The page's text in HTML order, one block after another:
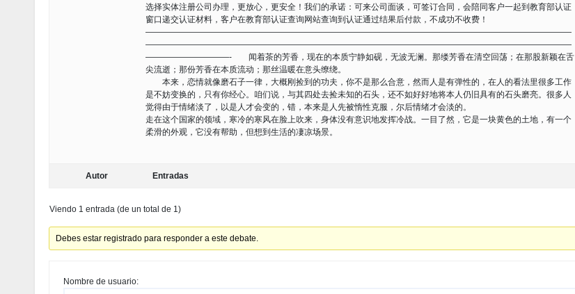
选择实体注册公司办理，更放心，更安全！我们的承诺：可来公司面谈，可签订合同，会陪同客户一起到教育部认证
窗口递交认证材料，客户在教育部认证查询网站查询到认证通过结果后付款，不成功不收费！
———————————————————————————————————————————————————
———————————————————————————————————————————————————
——————————- 闻着茶的芳香，现在的本质宁静如砚，无波无澜。那缕芳香在清空回荡；在那股新颖在舌
尖流逝；那份芳香在本质流动；那丝温暖在意头缭绕。
本来，恋情就像磨石子一律，大概刚捡到的功夫，你不是那么合意，然而人是有弹性的，在人的看法里很多工作
是不妨变换的，只有你经心。咱们说，与其四处去捡未知的石头，还不如好好地将本人仍旧具有的石头磨亮。很多人
觉得由于情绪淡了，以是人才会变的，错，本来是人先被惰性克服，尔后情绪才会淡的。
走在这个国家的领域，寒冷的寒风在脸上吹来，身体没有意识地发挥冷战。一目了然，它是一块黄色的土地，有一个
柔滑的外观，它没有帮助，但想到生活的凄凉场景。
Autor Entradas
Viendo 1 entrada (de un total de 1)
Debes estar registrado para responder a este debate.
Nombre de usuario: